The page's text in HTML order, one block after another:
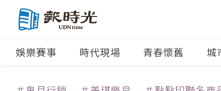
娛樂賽事 時代現場 青春懷舊 城